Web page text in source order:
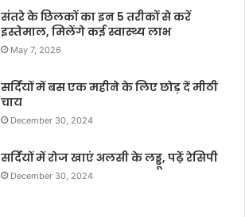
संतरे के छिलकों का इन 5 तरीकों से करें
इस्तेमाल, मिलेंगे कई स्वास्थ्य लाभ
May 7, 2026
सर्दियों में बस एक महीने के लिए छोड़ दें मीठी
चाय
December 30, 2024
सर्दियों में रोज खाएं अलसी के लड्डू, पढ़ें रेसिपी
December 30, 2024